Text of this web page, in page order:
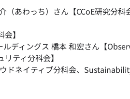
（あわっち）さん【CCoE研究分
】
ディングス 橋本 和宏さん【
ティ分科会】
ドネイティブ分科会、